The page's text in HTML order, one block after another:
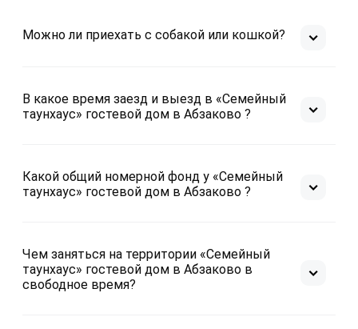
Можно ли приехать с собакой или кошкой?
В какое время заезд и выезд в «Семейный
таунхаус» гостевой дом в Абзаково ?
Какой общий номерной фонд у «Семейный
таунхаус» гостевой дом в Абзаково ?
Чем заняться на территории «Семейный
таунхаус» гостевой дом в Абзаково в
свободное время?